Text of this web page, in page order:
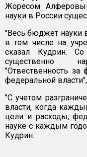
Жоресом
науки в России
"Весь бюджет науки
в том числе на
сказал Кудрин.
существенно
"Отвественность
федеральной
"С учетом
власти, когда
цели и расходы,
науке с каждым
Кудрин.